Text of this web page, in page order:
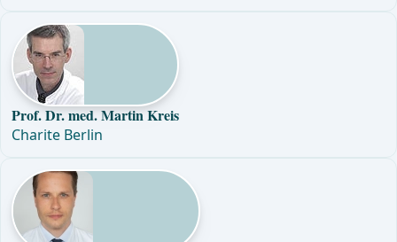
Prof. Dr. med. Martin Kreis
Charite Berlin